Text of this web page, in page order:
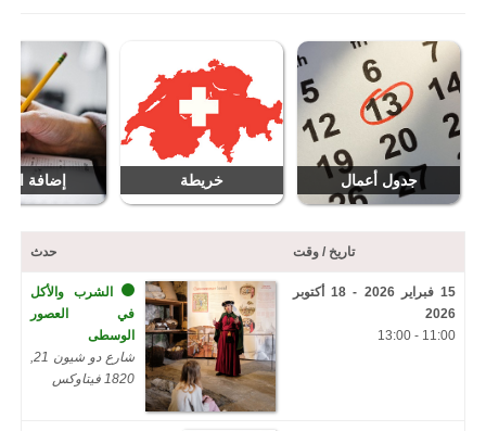
جدول أعمال خريطة إضافة
تاريخ / وقت حدث
15 فبراير 2026 - 18 أكتوبر
2026
11:00 - 13:00
الشرب والأكل
في العصور
الوسطى
شارع دو شيون 21,
1820 فيتاوكس